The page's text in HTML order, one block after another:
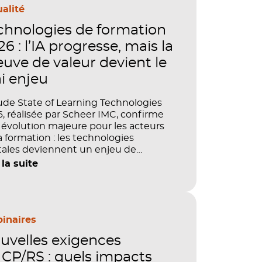
de formation
: l’IA progresse, mais la
de valeur devient le
enjeu
State of Learning Technologies
réalisée par Scheer IMC, confirme
majeure pour les acteurs
formation : les technologies
deviennent un enjeu de
de performance et de preuve
démontrer concrètement
la productivité et la
des organisations ?
la suite
exigences
RS : quels impacts